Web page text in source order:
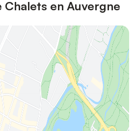
en Auvergne